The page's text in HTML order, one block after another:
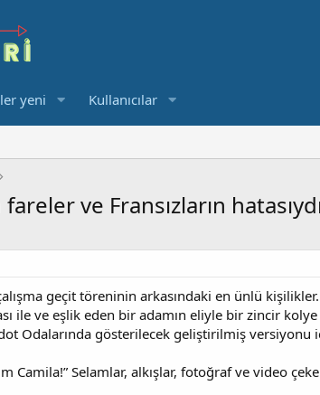
yeni Kullanıcılar
ve Fransızların
geçit töreninin arkasındaki en ünlü
ile ve eşlik eden bir adamın eliyle bir zincir
Odalarında gösterilecek geliştirilmiş versiyonu
Camila!” Selamlar, alkışlar, fotoğraf ve video